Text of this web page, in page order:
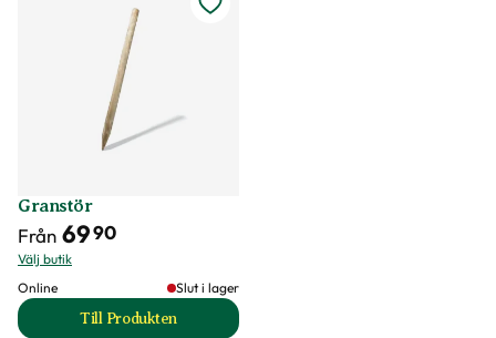
Granstör
Från 6990
Välj butik
Online
Slut i lager
Till Produkten
till Granstör produktsida